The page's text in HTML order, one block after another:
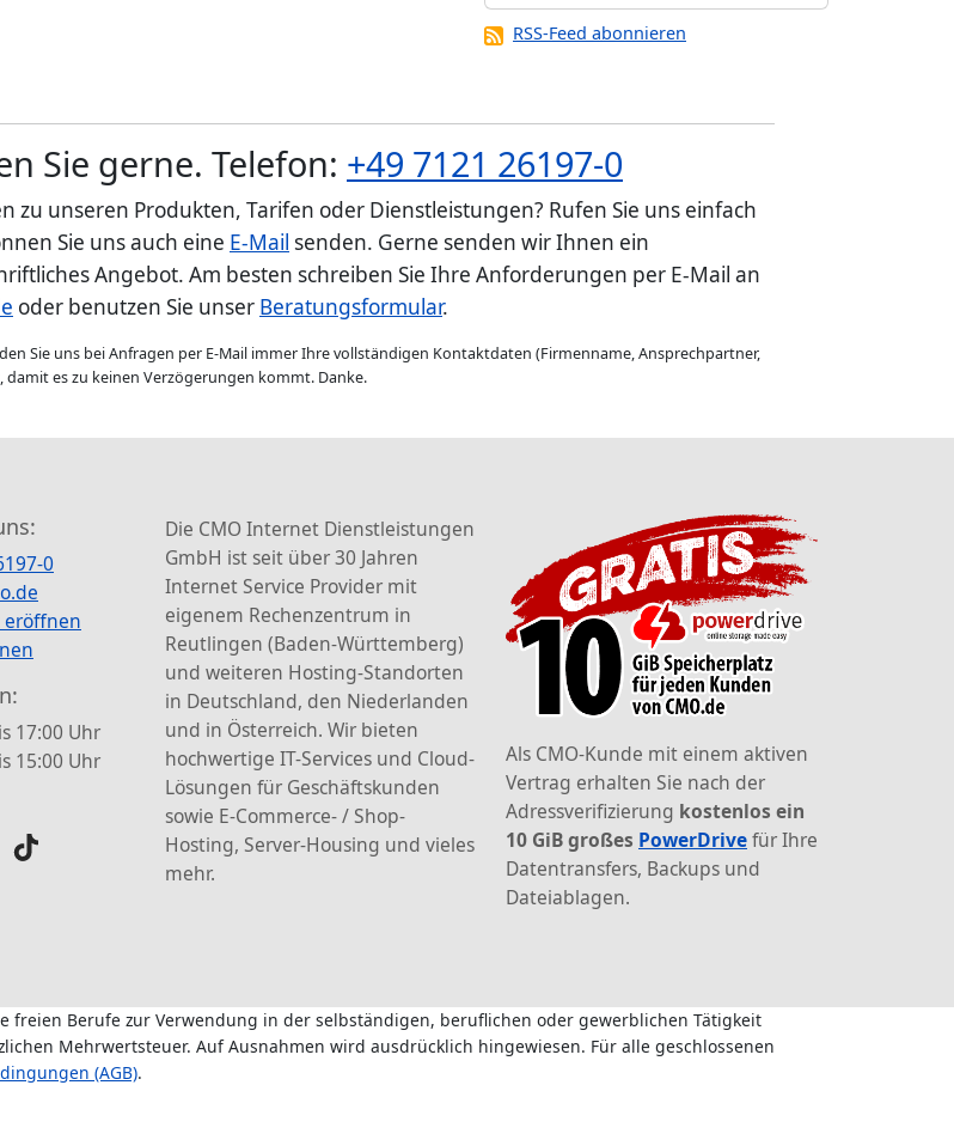
RSS-Feed abonnieren
Sie gerne. Telefon: +49 7121 26197-0
zu unseren Produkten, Tarifen oder Dienstleistungen? Rufen Sie uns einfach
Sie uns auch eine E-Mail senden. Gerne senden wir Ihnen ein
Angebot. Am besten schreiben Sie Ihre Anforderungen per E-Mail an
oder benutzen Sie unser Beratungsformular.
Sie uns bei Anfragen per E-Mail immer Ihre vollständigen Kontaktdaten (Firmenname, Ansprechpartner,
damit es zu keinen Verzögerungen kommt. Danke.
0
eröffnen
17:00 Uhr
15:00 Uhr
Die CMO Internet Dienstleistungen
GmbH ist seit über 30 Jahren
Internet Service Provider mit
eigenem Rechenzentrum in
Reutlingen (Baden-Württemberg)
und weiteren Hosting-Standorten
in Deutschland, den Niederlanden
und in Österreich. Wir bieten
hochwertige IT-Services und Cloud-
Lösungen für Geschäftskunden
sowie E-Commerce- / Shop-
Hosting, Server-Housing und vieles
mehr.
Als CMO-Kunde mit einem aktiven
Vertrag erhalten Sie nach der
Adressverifizierung kostenlos ein
10 GiB großes PowerDrivefür Ihre
Datentransfers, Backups und
Dateiablagen.
Berufe zur Verwendung in der selbständigen, beruflichen oder gewerblichen Tätigkeit
Mehrwertsteuer. Auf Ausnahmen wird ausdrücklich hingewiesen. Für alle geschlossenen
(AGB).